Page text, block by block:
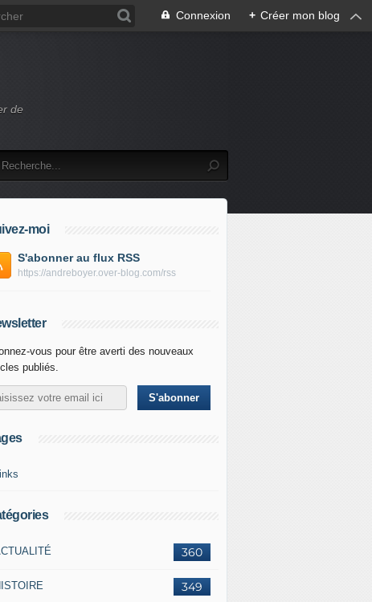
Connexion + Créer mon blog
de
moi
S'abonner au flux RSS
https://andreboyer.over-blog.com/rss
vous pour être averti des nouveaux
publiés.
360
349